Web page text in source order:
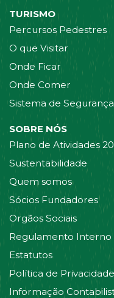
TURISMO
Percursos Pedestres
O que Visitar
Onde Ficar
Onde Comer
Sistema de Segurança
SOBRE NÓS
Plano de Atividades
Sustentabilidade
Quem somos
Sócios Fundadores
Orgãos Sociais
Regulamento Interno
Estatutos
Política de Privacidade
Informação